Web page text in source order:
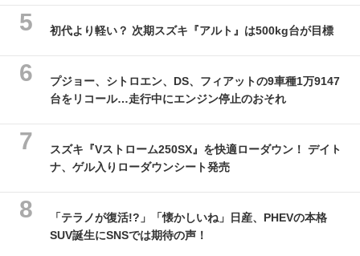
初代より軽い？ 次期スズキ『アルト』は500kg台が目標
プジョー、シトロエン、DS、フィアットの9車種1万9147
台をリコール…走行中にエンジン停止のおそれ
スズキ『Vストローム250SX』を快適ローダウン！ デイト
ナ、ゲル入りローダウンシート発売
「テラノが復活!?」「懐かしいね」日産、PHEVの本格
SUV誕生にSNSでは期待の声！